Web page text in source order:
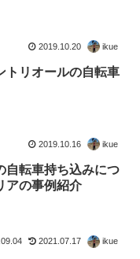
2019.10.20 ikue
トリオールの自転車
2019.10.16 ikue
自転車持ち込みにつ
アの事例紹介
2021.07.17 ikue